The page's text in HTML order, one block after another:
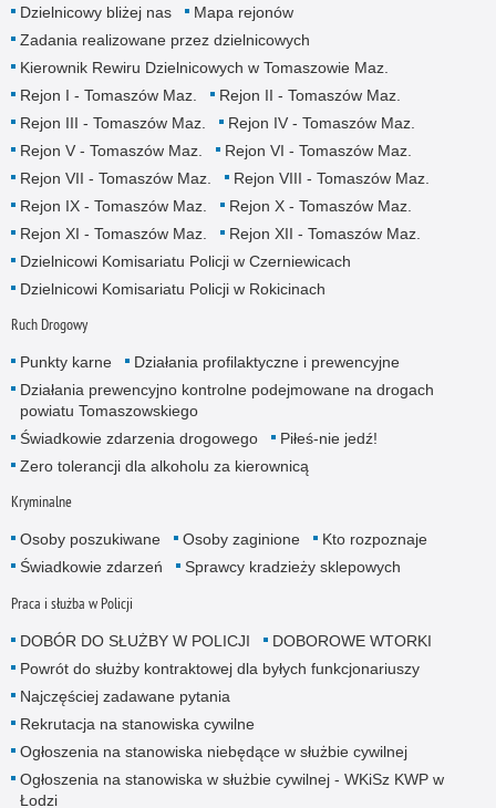
Dzielnicowy bliżej nas
Mapa rejonów
Zadania realizowane przez dzielnicowych
Kierownik Rewiru Dzielnicowych w Tomaszowie Maz.
Rejon I - Tomaszów Maz.
Rejon II - Tomaszów Maz.
Rejon III - Tomaszów Maz.
Rejon IV - Tomaszów Maz.
Rejon V - Tomaszów Maz.
Rejon VI - Tomaszów Maz.
Rejon VII - Tomaszów Maz.
Rejon VIII - Tomaszów Maz.
Rejon IX - Tomaszów Maz.
Rejon X - Tomaszów Maz.
Rejon XI - Tomaszów Maz.
Rejon XII - Tomaszów Maz.
Dzielnicowi Komisariatu Policji w Czerniewicach
Dzielnicowi Komisariatu Policji w Rokicinach
Ruch Drogowy
Punkty karne
Działania profilaktyczne i prewencyjne
Działania prewencyjno kontrolne podejmowane na drogach
powiatu Tomaszowskiego
Świadkowie zdarzenia drogowego
Piłeś-nie jedź!
Zero tolerancji dla alkoholu za kierownicą
Kryminalne
Osoby poszukiwane Osoby zaginione
Kto rozpoznaje
Świadkowie zdarzeń
Sprawcy kradzieży sklepowych
Praca i służba w Policji
DOBÓR DO SŁUŻBY W POLICJI
DOBOROWE WTORKI
Powrót do służby kontraktowej dla byłych funkcjonariuszy
Najczęściej zadawane pytania
Rekrutacja na stanowiska cywilne
Ogłoszenia na stanowiska niebędące w służbie cywilnej
Ogłoszenia na stanowiska w służbie cywilnej - WKiSz KWP w
Łodzi